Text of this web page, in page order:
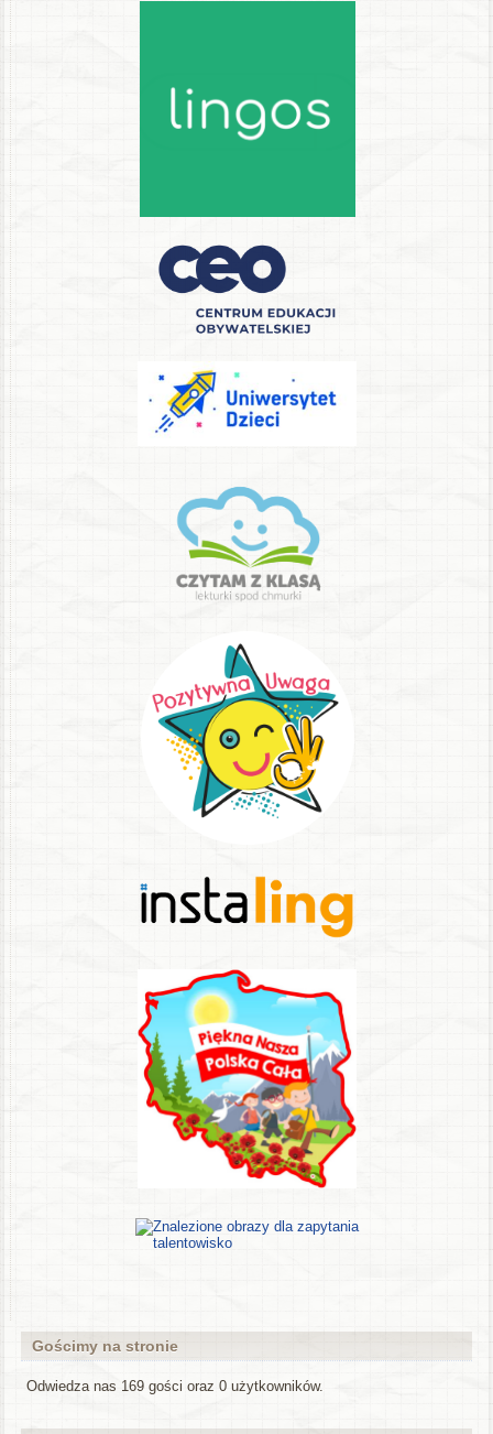
Gościmy na stronie
Odwiedza nas 169 gości oraz 0 użytkowników.